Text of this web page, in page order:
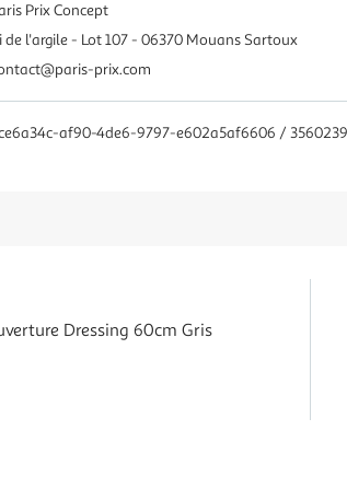
Prix Concept
de l'argile - Lot 107 - 06370 Mouans Sartoux
prix.com
af90-4de6-9797-e602a5af6606 /
Dressing 60cm Gris